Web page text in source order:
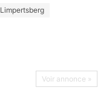
Limpertsberg
Voir annonce »